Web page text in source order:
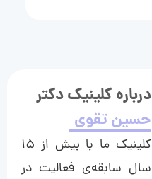
درباره کلینیک دکتر
حسین تقوی
کلینیک ما با بیش از ۱۵
سال سابقه‌ی فعالیت در